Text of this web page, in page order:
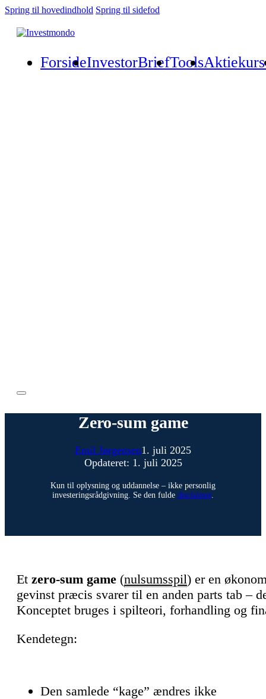
Spring til hovedindhold Spring til sidefod
ForsideInvestorBriefTools
Zero-sum game
Emil Jørgensen1. juli 2025
Opdateret: 1. juli 2025
Kun til oplysning og uddannelse – ikke personlig
investeringsrådgivning. Se den fulde disclaimer.
Et zero-sum game (nulsumsspil) er en
gevinst præcis svarer til en anden parts tab –
Konceptet bruges i spilteori, forhandling og
Kendetegn:
Den samlede “kage” ændres ikke